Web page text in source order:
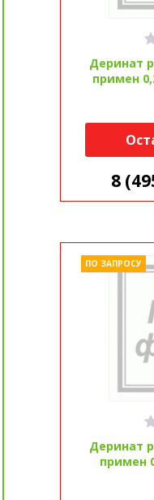
Деринат
примен
8
Деринат
примен
ПО ЗАПРОСУ